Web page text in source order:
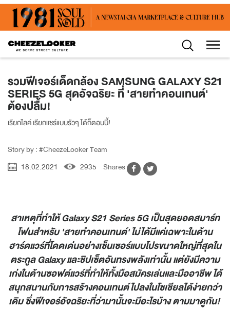
รวมฟีเจอร์เด็ดกล้อง SAMSUNG GALAXY S21
SERIES 5G สุดอัจฉริยะ ที่ 'สายทำคอนเทนต์'
ต้องปลื้ม!
เรียกไลค์ เรียกแชร์แบบรัวๆ ได้ก็ตอนนี้!
Story by : #CheezeLooker Team
18.02.2021
2935 Shares
สาเหตุที่ทำให้ Galaxy S21 Series 5G เป็นสุดยอดสมาร์ท
โฟนสำหรับ 'สายทำคอนเทนต์' ไม่ได้มีแค่เฉพาะในด้าน
ฮาร์ดแวร์ที่โดดเด่นอย่างเซ็นเซอร์แบบโปรขนาดใหญ่ที่สุดใน
ตระกูล Galaxy และชิปเซ็ตอันทรงพลังเท่านั้น แต่ยังมีความ
เก่งในด้านซอฟต์แวร์ที่ทำให้ทั้งมือสมัครเล่นและมืออาชีพ ได้
สนุกสนานกับการสร้างคอนเทนต์ไปลงในโซเชียลได้ง่ายกว่า
เดิม ซึ่งฟีเจอร์อัจฉริยะที่ว่ามานั้นจะมีอะไรบ้าง ตามมาดูกัน!